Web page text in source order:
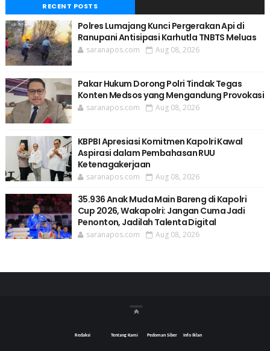
RECENT POSTS
Polres Lumajang Kunci Pergerakan Api di
Ranupani Antisipasi Karhutla TNBTS Meluas
saranapos.com Aug 08, 2026
Pakar Hukum Dorong Polri Tindak Tegas
Konten Medsos yang Mengandung Provokasi
saranapos.com Aug 08, 2026
KBPBI Apresiasi Komitmen Kapolri Kawal
Aspirasi dalam Pembahasan RUU
Ketenagakerjaan
saranapos.com Aug 08, 2026
35.936 Anak Muda Main Bareng di Kapolri
Cup 2026, Wakapolri: Jangan Cuma Jadi
Penonton, Jadilah Talenta Digital
saranapos.com Aug 08, 2026
Redaksi Tentang Kami Pedoman Siber Info Iklan